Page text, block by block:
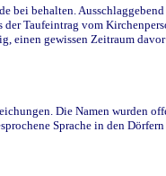
bei behalten.
der Taufeintrag vom
einen gewissen Zeitraum
Die Namen wurden
Sprache in den